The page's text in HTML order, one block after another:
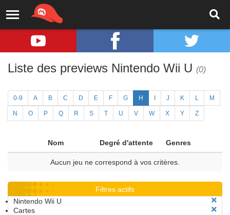
Liste des previews Nintendo Wii U (0)
0-9 A B C D E F G H J K L M
N O P Q R S T U V W X Y Z
Nom Degré d'attente Genres
Aucun jeu ne correspond à vos critères.
Filtres actifs
Nintendo Wii U
Cartes